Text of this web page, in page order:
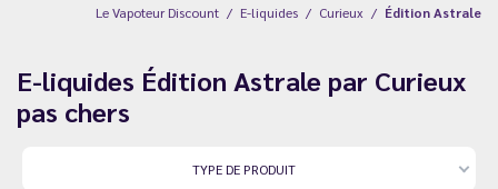
Le Vapoteur Discount E-liquides Curieux Édition Astrale
E-liquides Édition Astrale par Curieux
pas chers
TYPE DE PRODUIT